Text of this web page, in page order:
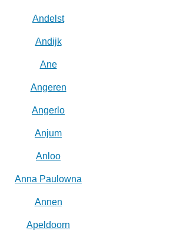
Andelst
Andijk
Ane
Angeren
Angerlo
Anjum
Anloo
Anna Paulowna
Annen
Apeldoorn